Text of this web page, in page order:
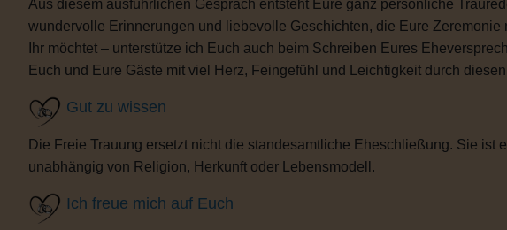
Aus diesem ausführlichen Gespräch entsteht Eure ganz persönliche
wundervolle Erinnerungen und liebevolle Geschichten, die Eure
Ihr möchtet – unterstütze ich Euch auch beim Schreiben Eures
Euch und Eure Gäste mit viel Herz, Feingefühl und Leichtigkeit durch
Gut zu wissen
Die Freie Trauung ersetzt nicht die standesamtliche Eheschließung. Sie
unabhängig von Religion, Herkunft oder Lebensmodell.
Ich freue mich auf Euch